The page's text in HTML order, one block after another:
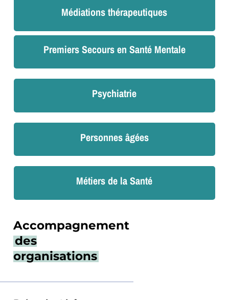
Médiations thérapeutiques
Premiers Secours en Santé Mentale
Psychiatrie
Personnes âgées
Métiers de la Santé
Accompagnement
des
organisations